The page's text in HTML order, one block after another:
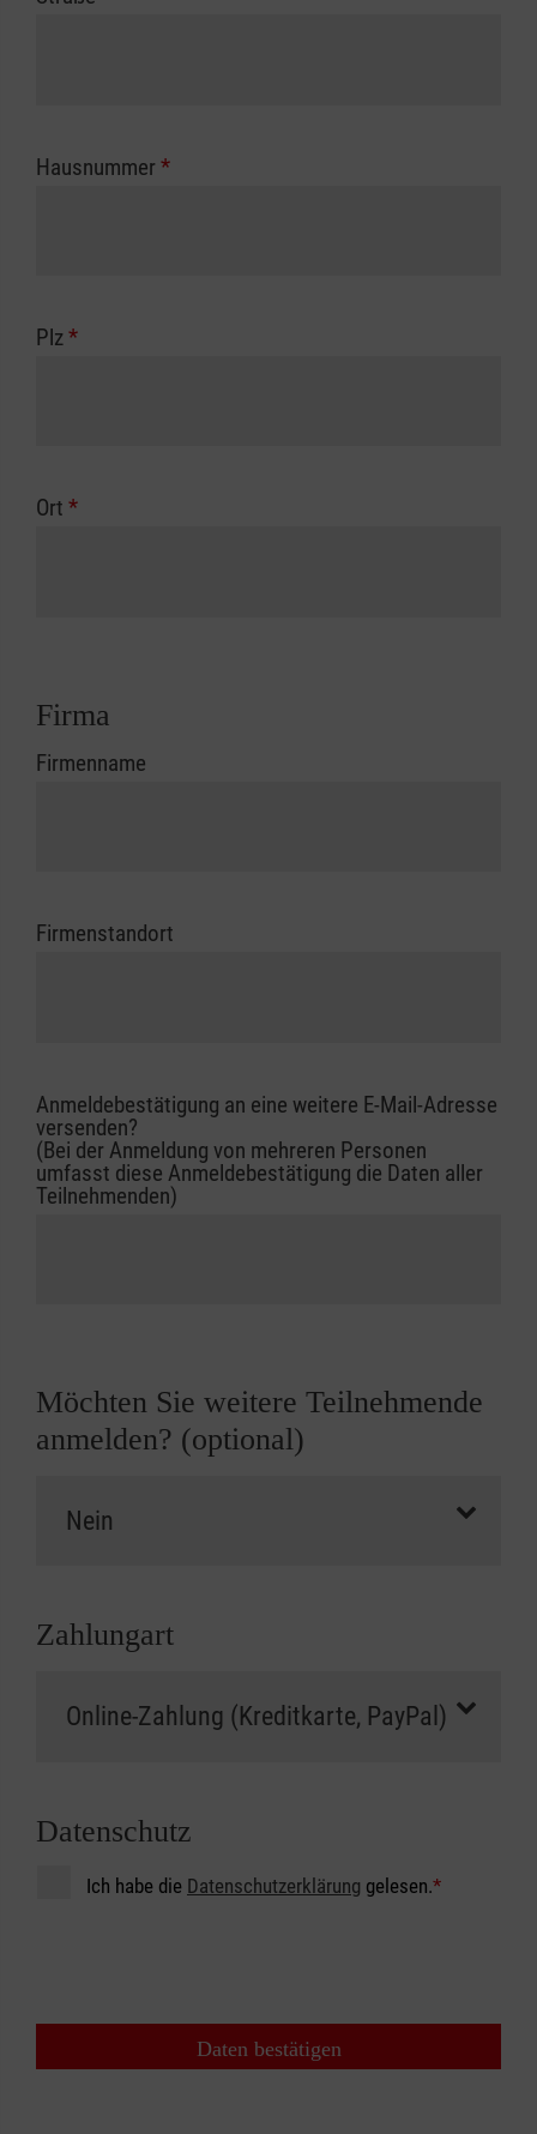
Hausnummer *
Plz*
Ort *
Firma
Firmenname
Firmenstandort
Anmeldebestätigung an eine weitere E-Mail-Adresse
versenden?
(Bei der Anmeldung von mehreren Personen
umfasst diese Anmeldebestätigung die Daten aller
Teilnehmenden)
Möchten Sie weitere Teilnehmende
anmelden? (optional)
Zahlungart
Datenschutz
Ich habe die Datenschutzerklärung gelesen.*
Daten bestätigen